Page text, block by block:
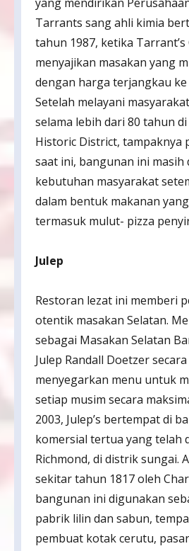
Tarrants sang ahli kimia
tahun 1987, ketika Tarrant’s
menyajikan masakan yang
dengan harga terjangkau
Setelah melayani
selama lebih dari 80 tahun di
Historic District, tampaknya
saat ini, bangunan ini masih
kebutuhan masyarakat
dalam bentuk makanan
termasuk mulut- pizza
Julep
Restoran lezat ini memberi
otentik masakan Selatan.
sebagai Masakan Selatan
Julep Randall Doetzer
menyegarkan menu untuk
setiap musim secara
2003, Julep’s bertempat di
komersial tertua yang telah
Richmond, di distrik sungai.
sekitar tahun 1817 oleh
bangunan ini digunakan
pabrik lilin dan sabun,
pembuat kotak cerutu,